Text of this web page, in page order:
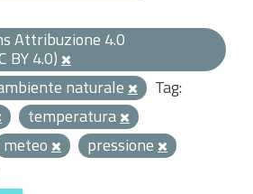
Attribuzione 4.0
BY 4.0)
naturale
Tag:
temperatura
meteo
pressione